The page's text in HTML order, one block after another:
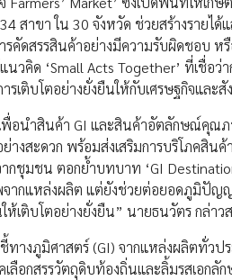
าขา ใน 30 จังหวัด ช่วยสร้างรายได้
คัดสรรสินค้าอย่างมีความรับผิดชอบ ห
วคิด ‘Small Acts Together’ ที่เชื่อว่
เติบโตอย่างยั่งยืนให้กับเศรษฐกิจและสั
อนำสินค้า GI และสินค้าอัตลักษณ์คุณ
างสะดวก พร้อมส่งเสริมการบริโภคสิน
ชุมชน ตอกย้ำบทบาท ‘GI
ากแหล่งผลิต แต่ยังช่วยต่อยอดภูมิปัญ
เติบโตอย่างยั่งยืน” นายธนวัตร กล่าว
างภูมิศาสตร์ (GI) จากแหล่งผลิตทั่วป
อกสรรวัตถุดิบท้องถิ่นและลิ้มรสเอกลั